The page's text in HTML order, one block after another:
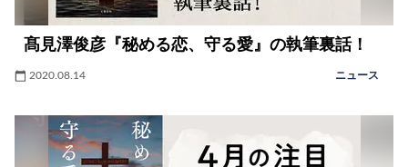
髙見澤俊彦『秘める恋、守る愛』の執筆裏話！
2020.08.14 ニュース